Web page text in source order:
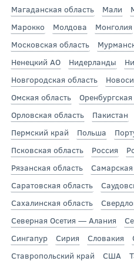
Магаданская область
Мали
Марокко
Молдова Монголия
Московская область
Ненецкий АО
Нидерланды
Новгородская область
Омская область
Орловская область
Пакистан
Пермский край
Польша
Псковская область
Россия
Рязанская область
Саратовская область
Сахалинская область
Северная Осетия — Алания
Сингапур
Сирия Словакия
Ставропольский край
США